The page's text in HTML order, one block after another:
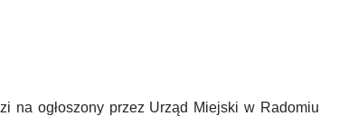
na ogłoszony przez Urząd Miejski w Radomiu